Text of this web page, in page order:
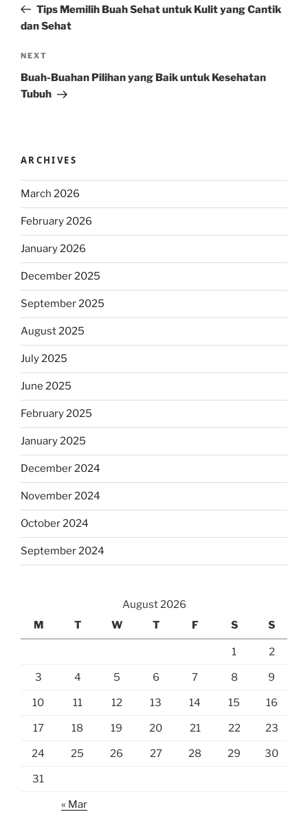
PostTips Memilih Buah Sehat untuk Kulit yang Cantik
dan Sehat
Next
Post
NEXT
Buah-Buahan Pilihan yang Baik untuk Kesehatan
Tubuh
ARCHIVES
March 2026
February 2026
January 2026
December 2025
September 2025
August 2025
July 2025
June 2025
February 2025
January 2025
December 2024
November 2024
October 2024
September 2024
August 2026
M
T W T F S S
1 2
3 4 5 6 7 8 9
10 11 12 13 14 15 16
17 18 19 20 21 22 23
24 25 26 27 28 29 30
31
« Mar